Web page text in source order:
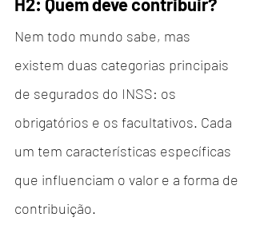
H2: Quem deve contribuir?
Nem todo mundo sabe, mas
existem duas categorias principais
de segurados do INSS: os
obrigatórios e os facultativos. Cada
um tem características específicas
que influenciam o valor e a forma de
contribuição.